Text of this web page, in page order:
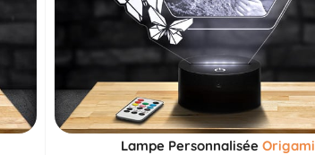
Lampe PersonnaliséeOrigami